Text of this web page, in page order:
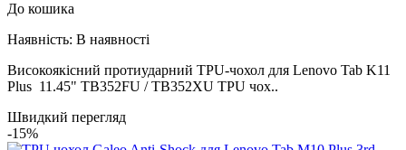
До кошика
Наявність: В наявності
Високоякісний протиударний TPU-чохол для Lenovo Tab K11
Plus 11.45" TB352FU / TB352XU TPU чох..
Швидкий перегляд
-15%